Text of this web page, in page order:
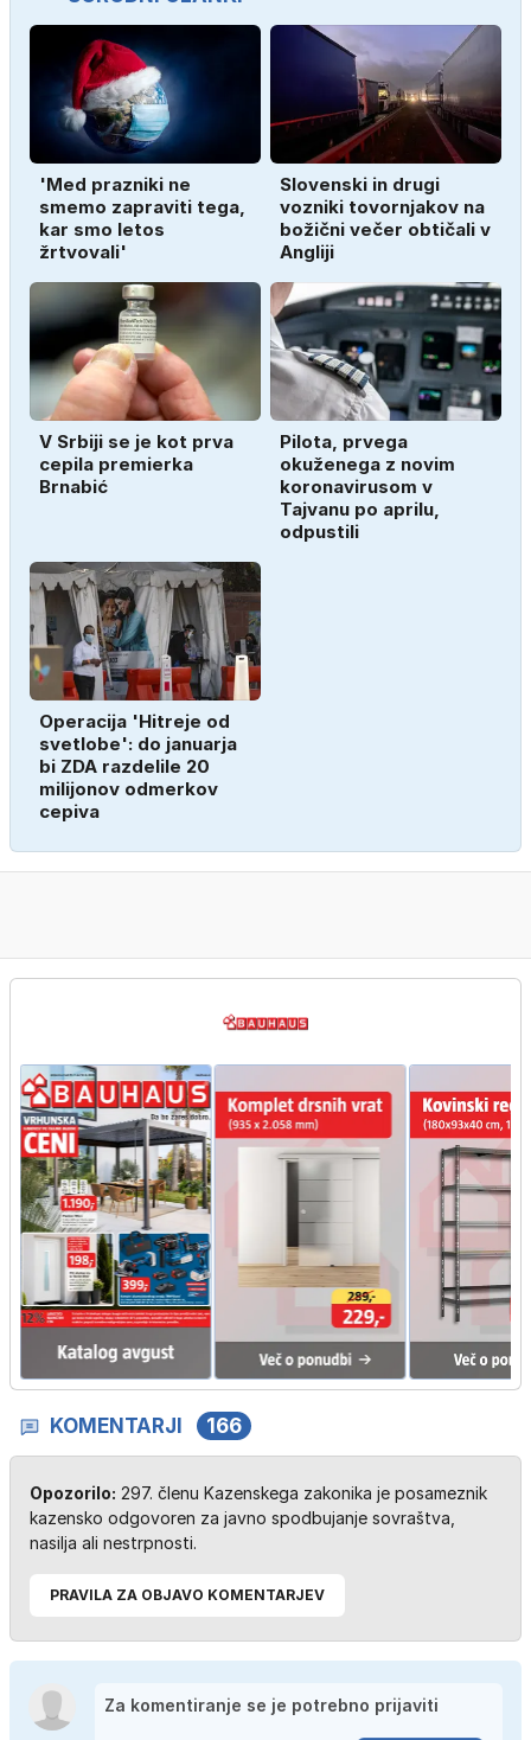
'Med prazniki ne
smemo zapraviti tega,
kar smo letos
žrtvovali'
Slovenski in drugi
vozniki tovornjakov na
božični večer obtičali v
Angliji
V Srbiji se je kot prva
cepila premierka
Brnabić
Pilota, prvega
okuženega z novim
koronavirusom v
Tajvanu po aprilu,
odpustili
Operacija 'Hitreje od
svetlobe': do januarja
bi ZDA razdelile 20
milijonov odmerkov
cepiva
KOMENTARJI 166
Opozorilo: 297. členu Kazenskega zakonika je posameznik
kazensko odgovoren za javno spodbujanje sovraštva,
nasilja ali nestrpnosti.
PRAVILA ZA OBJAVO KOMENTARJEV